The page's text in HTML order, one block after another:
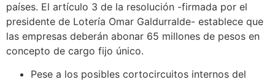
países. El artículo 3 de la resolución -firmada por el
presidente de Lotería Omar Galdurralde- establece que
las empresas deberán abonar 65 millones de pesos en
concepto de cargo fijo único.
Pese a los posibles cortocircuitos internos del